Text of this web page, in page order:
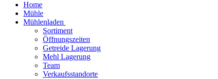
Home
Mühle
Mühlenladen
Sortiment
Öffnungszeiten
Getreide Lagerung
Mehl Lagerung
Team
Verkaufsstandorte